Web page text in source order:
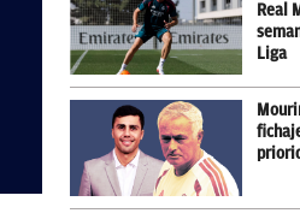
Real
Liga